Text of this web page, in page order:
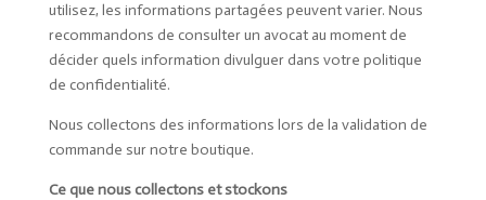
utilisez, les informations partagées peuvent varier. Nous
recommandons de consulter un avocat au moment de
décider quels information divulguer dans votre politique
de confidentialité.
Nous collectons des informations lors de la validation de
commande sur notre boutique.
Ce que nous collectons et stockons